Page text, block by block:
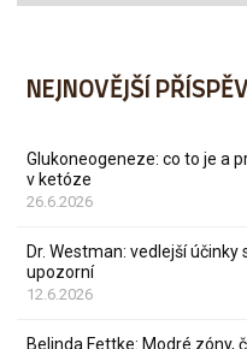
NEJNOVĚJŠÍ
Glukoneogeneze: co to je a
v ketóze
26.6.2026
Dr. Westman: vedlejší
upozorní
12.6.2026
Belinda Fettke: Modré zóny,